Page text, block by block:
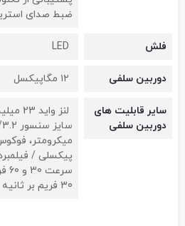
ضبط صدای
فلش LED
دوربین سلفی ۱۲ مگاپیکسل
سایر قابلیت های
دوربین سلفی
میکرومتر،
30 فریم بر ثانیه